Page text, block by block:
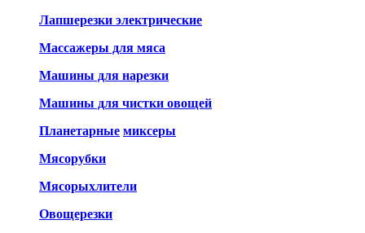
Лапшерезки электрические
Массажеры для мяса
Машины для нарезки
Машины для чистки овощей
Планетарные миксеры
Мясорубки
Мясорыхлители
Овощерезки